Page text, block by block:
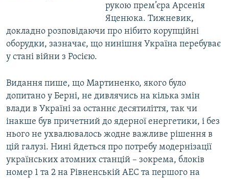
рукою прем’єра Арсенія
Яценюка. Тижневик,
докладно розповідаючи про нібито корупційні
оборудки, зазначає, що нинішня Україна перебуває
у стані війни з Росією.
Видання пише, що Мартиненко, якого було
допитано у Берні, не дивлячись на кілька змін
влади в Україні за останнє десятиліття, так чи
інакше був причетний до ядерної енергетики, і без
нього не ухвалювалось жодне важливе рішення в
цій галузі. Нині йдеться про потребу модернізації
українських атомних станцій – зокрема, блоків
номер 1 та 2 на Рівненській АЕС та першого на